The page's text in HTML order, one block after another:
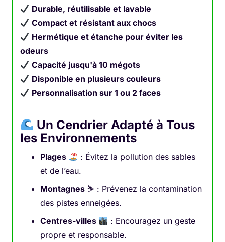
Durable, réutilisable et lavable
Compact et résistant aux chocs
Hermétique et étanche pour éviter les
odeurs
Capacité jusqu'à 10 mégots
Disponible en plusieurs couleurs
Personnalisation sur 1 ou 2 faces
Un Cendrier Adapté à Tous
les Environnements
Plages
: Évitez la pollution des sables
et de l’eau.
Montagnes ⛷️ : Prévenez la contamination
des pistes enneigées.
Centres-villes
: Encouragez un geste
propre et responsable.